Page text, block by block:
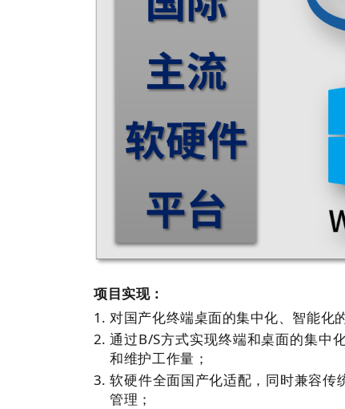
项目实现：
对国产化终端桌面的集中化、智能化
通过B/S方式实现终端和桌面的集中
和维护工作量；
软硬件全面国产化适配，同时兼容
管理；